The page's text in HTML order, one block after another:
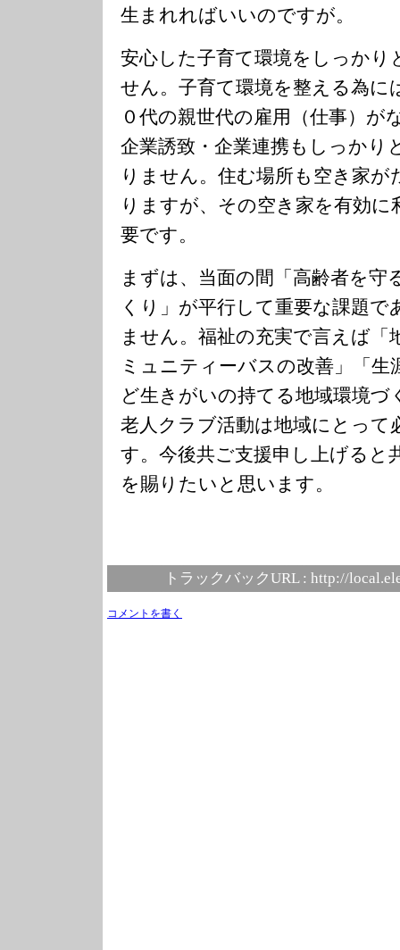
生まれればいいのですが。
安心した子育て環境をしっか
せん。子育て環境を整える為に
０代の親世代の雇用（仕事）が
企業誘致・企業連携もしっかり
りません。住む場所も空き家
りますが、その空き家を有効に
要です。
まずは、当面の間「高齢者を
くり」が平行して重要な課題
ません。福祉の充実で言えば「
ミュニティーバスの改善」「生
ど生きがいの持てる地域環境
老人クラブ活動は地域にとって
す。今後共ご支援申し上げると
を賜りたいと思います。
トラックバックURL : http://
コメントを書く